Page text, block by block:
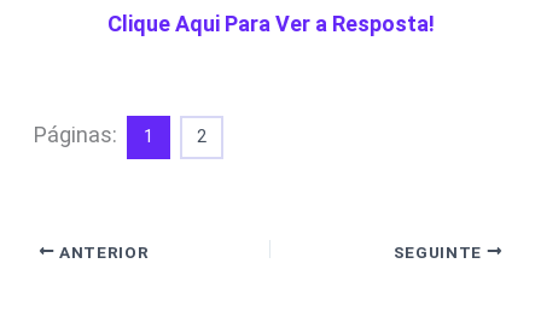
Clique Aqui Para Ver a Resposta!
Páginas: 1 2
ANTERIOR SEGUINTE